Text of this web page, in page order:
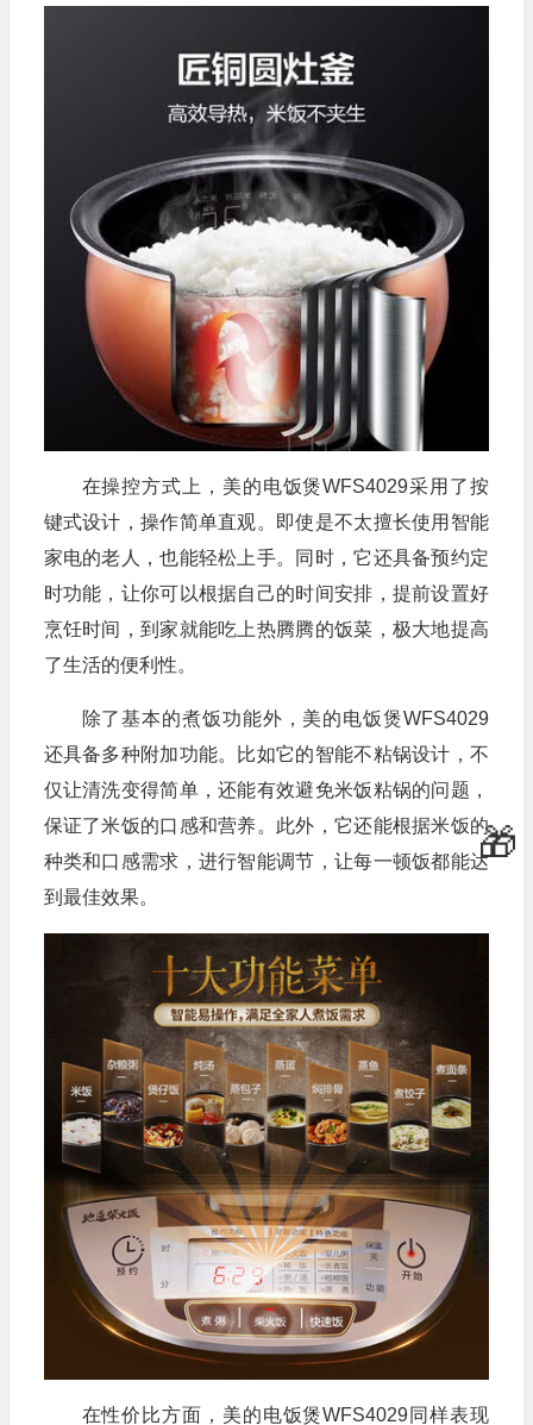
在操控方式上，美的电饭煲WFS4029采用了按
键式设计，操作简单直观。即使是不太擅长使用智能
家电的老人，也能轻松上手。同时，它还具备预约定
时功能，让你可以根据自己的时间安排，提前设置好
烹饪时间，到家就能吃上热腾腾的饭菜，极大地提高
了生活的便利性。
除了基本的煮饭功能外，美的电饭煲WFS4029
还具备多种附加功能。比如它的智能不粘锅设计，不
仅让清洗变得简单，还能有效避免米饭粘锅的问题，
保证了米饭的口感和营养。此外，它还能根据米饭的
种类和口感需求，进行智能调节，让每一顿饭都能达
到最佳效果。
在性价比方面，美的电饭煲WFS4029同样表现